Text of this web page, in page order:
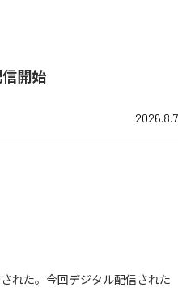
信開始
2026.8.7
された。今回デジタル配信された